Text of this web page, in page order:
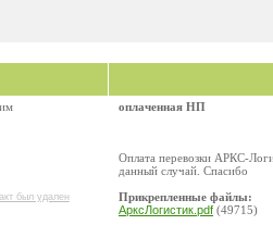
был удален
оплаченная НП
Оплата перевозки АРКС-
данный случай. Спасибо
Прикрепленные файлы:
АрксЛогистик.pdf (49715)